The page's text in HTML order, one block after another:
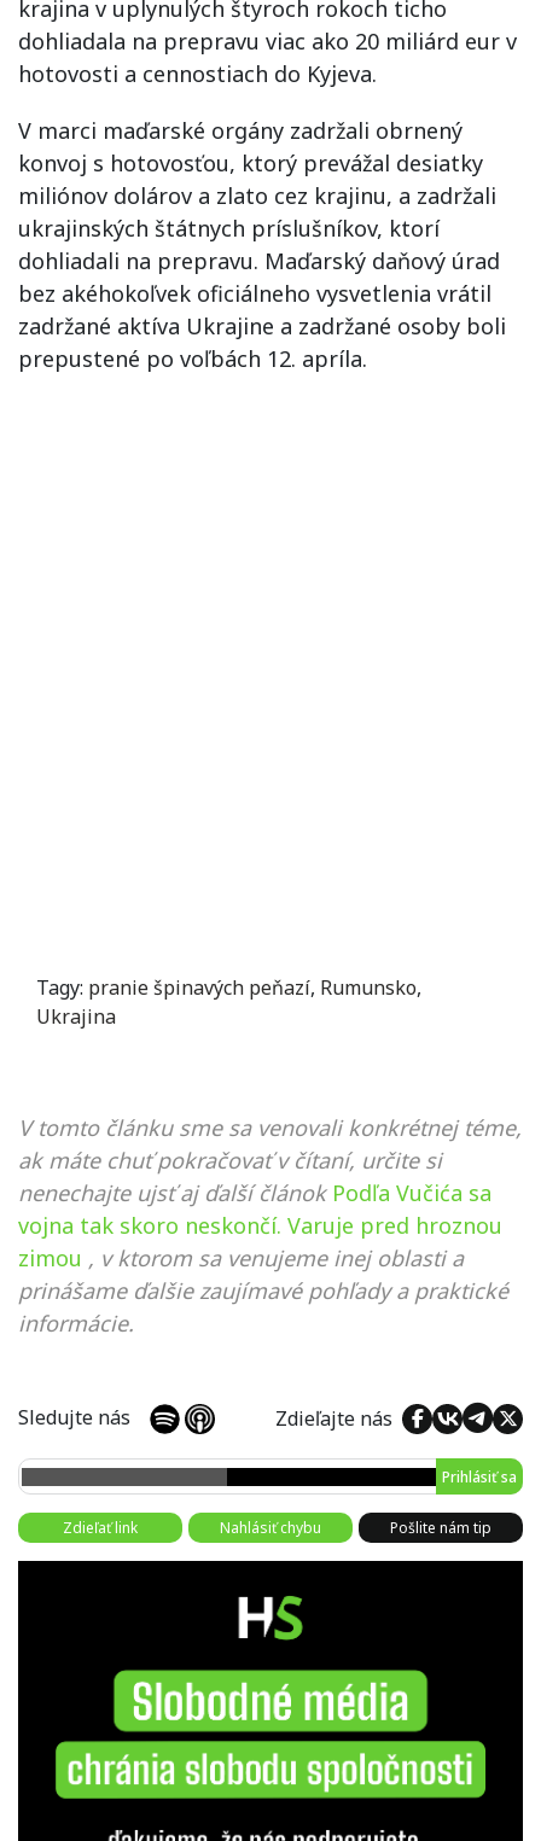
krajina v uplynulých štyroch rokoch ticho
dohliadala na prepravu viac ako 20 miliárd eur v
hotovosti a cennostiach do Kyjeva.
V marci maďarské orgány zadržali obrnený
konvoj s hotovosťou, ktorý prevážal desiatky
miliónov dolárov a zlato cez krajinu, a zadržali
ukrajinských štátnych príslušníkov, ktorí
dohliadali na prepravu. Maďarský daňový úrad
bez akéhokoľvek oficiálneho vysvetlenia vrátil
zadržané aktíva Ukrajine a zadržané osoby boli
prepustené po voľbách 12. apríla.
Tagy: pranie špinavých peňazí, Rumunsko,
Ukrajina
V tomto článku sme sa venovali konkrétnej téme,
ak máte chuť pokračovať v čítaní, určite si
nenechajte ujsť aj ďalší článok Podľa Vučića sa
vojna tak skoro neskončí. Varuje pred hroznou
zimou , v ktorom sa venujeme inej oblasti a
prinášame ďalšie zaujímavé pohľady a praktické
informácie.
Sledujte nás Zdieľajte nás
Prihlásiť sa
Zdieľať link Nahlásiť chybu Pošlite nám tip